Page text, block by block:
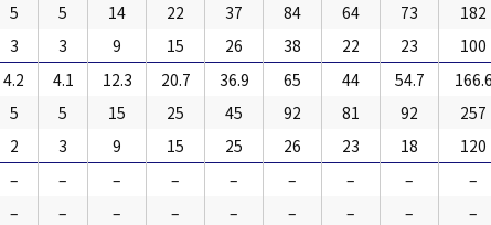
5 5 14 22 37 84 64 73
182
3 3 9 15 26 38 22 23 100
4.2 4.1 12.3 20.7 36.9 65 44 54.7
166.6
5 5 15 25 45 92 81 92
257
2 3 9 15 25 26 23 18 120
– – – – – – – –
–
– – – – – – – –
–